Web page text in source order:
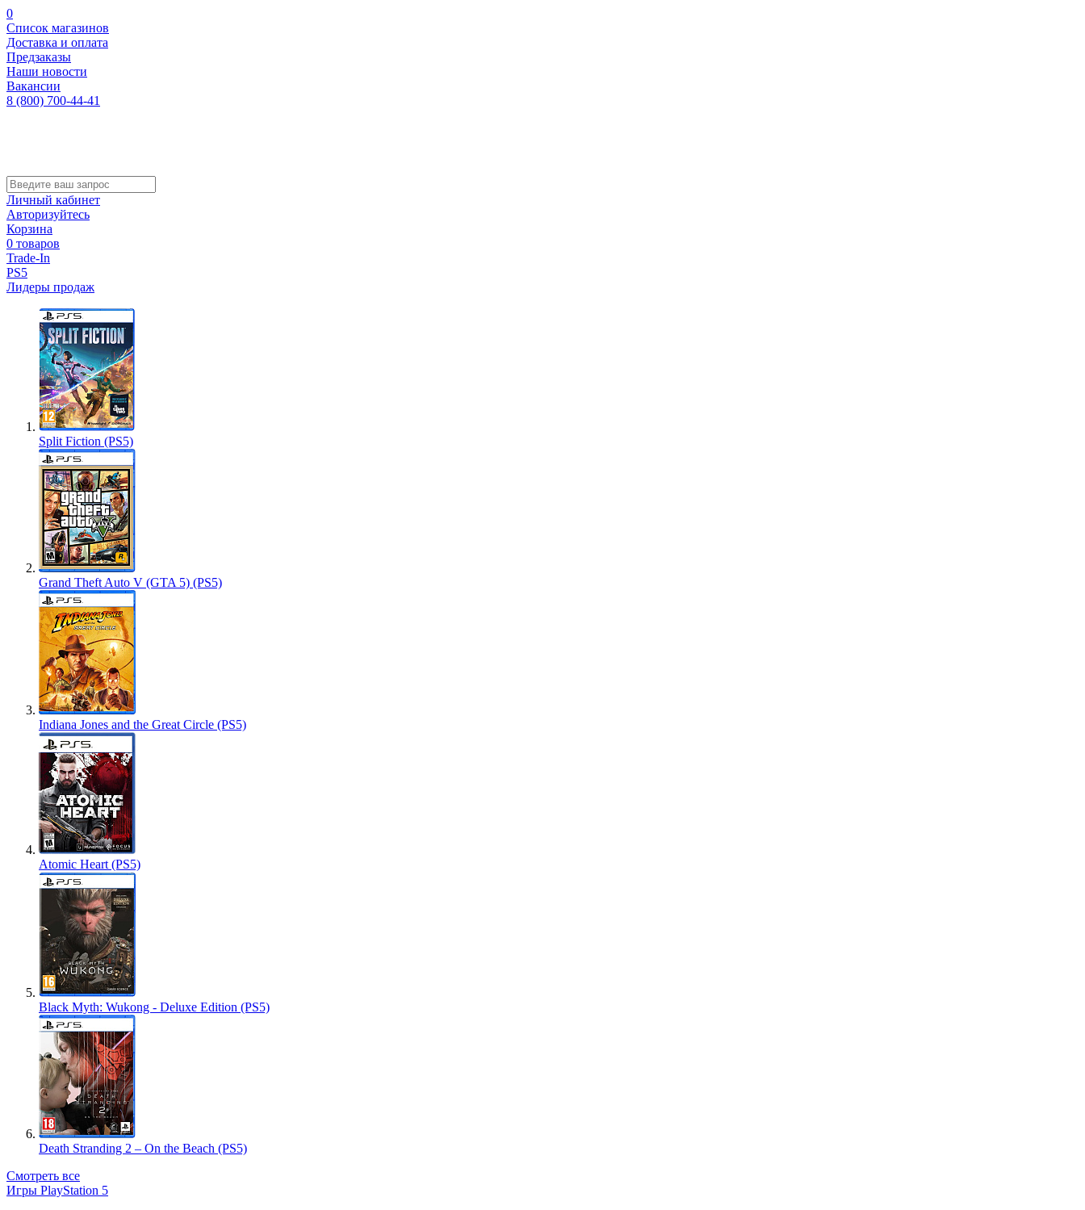
0
Список магазинов
Доставка и оплата
Предзаказы
Наши новости
Вакансии
8 (800) 700-44-41
Личный кабинет
Авторизуйтесь
Корзина
0 товаров
Trade-In
PS5
Лидеры продаж
Split Fiction (PS5)
Grand Theft Auto V (GTA 5) (PS5)
Indiana Jones and the Great Circle (PS5)
Atomic Heart (PS5)
Black Myth: Wukong - Deluxe Edition (PS5)
Death Stranding 2 – On the Beach (PS5)
Смотреть все
Игры PlayStation 5